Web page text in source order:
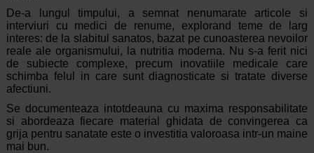
De-a lungul timpului, a semnat nenumarate articole si
interviuri cu medici de renume, explorand teme de larg
interes: de la slabitul sanatos, bazat pe cunoasterea nevoilor
reale ale organismului, la nutritia moderna. Nu s-a ferit nici
de subiecte complexe, precum inovatiile medicale care
schimba felul in care sunt diagnosticate si tratate diverse
afectiuni.
Se documenteaza intotdeauna cu maxima responsabilitate
si abordeaza fiecare material ghidata de convingerea ca
grija pentru sanatate este o investitia valoroasa intr-un maine
mai bun.